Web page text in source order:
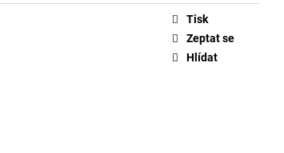
Tisk
Zeptat se
Hlídat